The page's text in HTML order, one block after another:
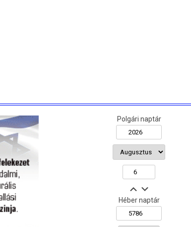
Polgári naptár
Héber naptár